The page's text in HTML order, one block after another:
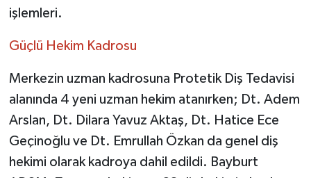
işlemleri.
Güçlü Hekim Kadrosu
Merkezin uzman kadrosuna Protetik Diş Tedavisi
alanında 4 yeni uzman hekim atanırken; Dt. Adem
Arslan, Dt. Dilara Yavuz Aktaş, Dt. Hatice Ece
Geçinoğlu ve Dt. Emrullah Özkan da genel diş
hekimi olarak kadroya dahil edildi. Bayburt